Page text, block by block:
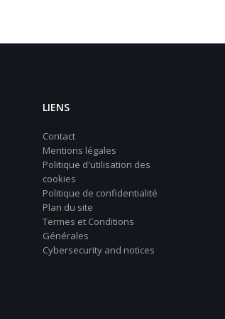
LIENS
Contact
Mentions légales
Politique d'utilisation des
cookies
Politique de confidentialité
Plan du site
Termes et Conditions
Générales
Cybersecurity and notices